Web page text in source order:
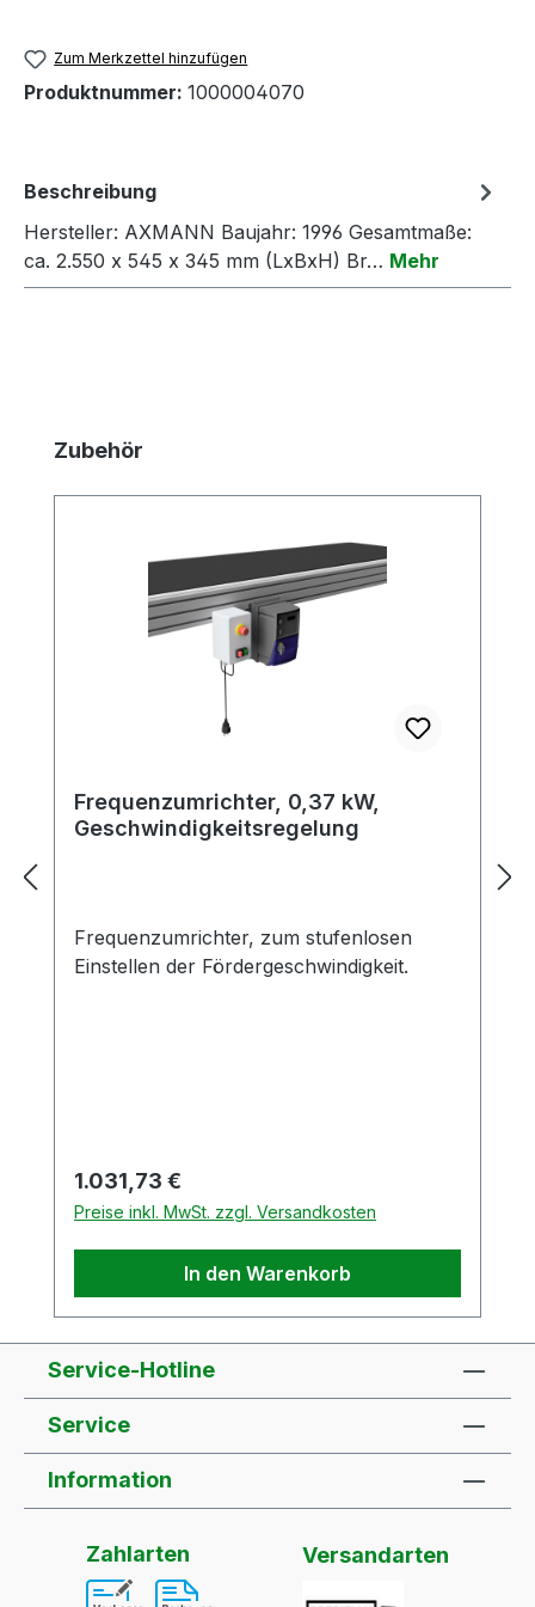
Zum Merkzettel hinzufügen
Produktnummer: 1000004070
Beschreibung
Hersteller: AXMANN Baujahr: 1996 Gesamtmaße:
ca. 2.550 x 545 x 345 mm (LxBxH) Br… Mehr
Produktgalerie überspringen
Zubehör
Frequenzumrichter, 0,37 kW,
Geschwindigkeitsregelung
Frequenzumrichter, zum stufenlosen
Einstellen der Fördergeschwindigkeit.
Regulärer Preis:
1.031,73 €
Preise inkl. MwSt. zzgl. Versandkosten
In den Warenkorb
Service-Hotline
Service
Information
Zahlarten Versandarten